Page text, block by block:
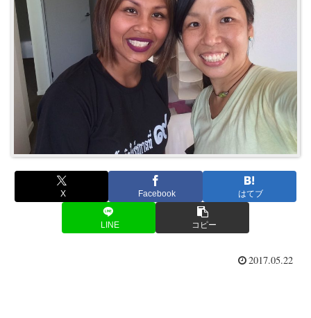
X Facebook はてブ
LINE コピー
2017.05.22